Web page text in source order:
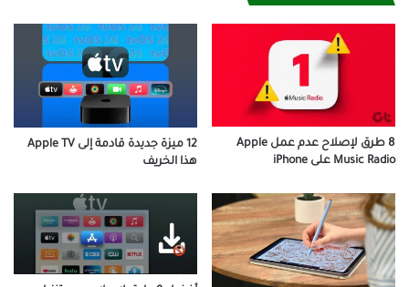
8 طرق لإصلاح عدم عمل Apple
Music Radio على iPhone
12 ميزة جديدة قادمة إلى Apple TV
هذا الخريف